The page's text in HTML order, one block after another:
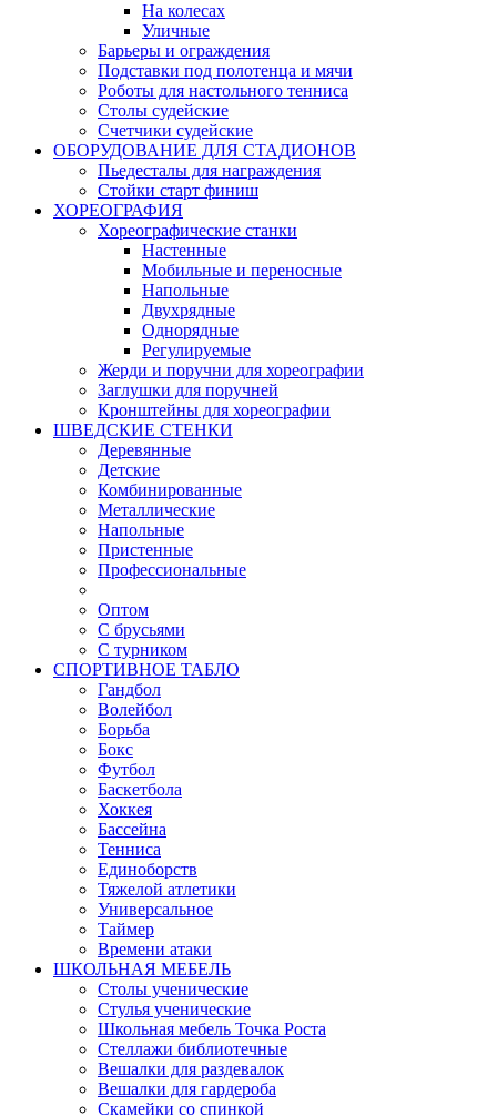
На колесах
Уличные
Барьеры и ограждения
Подставки под полотенца и мячи
Роботы для настольного тенниса
Столы судейские
Счетчики судейские
ОБОРУДОВАНИЕ ДЛЯ СТАДИОНОВ
Пьедесталы для награждения
Стойки старт финиш
ХОРЕОГРАФИЯ
Хореографические станки
Настенные
Мобильные и переносные
Напольные
Двухрядные
Однорядные
Регулируемые
Жерди и поручни для хореографии
Заглушки для поручней
Кронштейны для хореографии
ШВЕДСКИЕ СТЕНКИ
Деревянные
Детские
Комбинированные
Металлические
Напольные
Пристенные
Профессиональные
Оптом
С брусьями
С турником
СПОРТИВНОЕ ТАБЛО
Гандбол
Волейбол
Борьба
Бокс
Футбол
Баскетбола
Хоккея
Бассейна
Тенниса
Единоборств
Тяжелой атлетики
Универсальное
Таймер
Времени атаки
ШКОЛЬНАЯ МЕБЕЛЬ
Столы ученические
Стулья ученические
Школьная мебель Точка Роста
Стеллажи библиотечные
Вешалки для раздевалок
Вешалки для гардероба
Скамейки со спинкой